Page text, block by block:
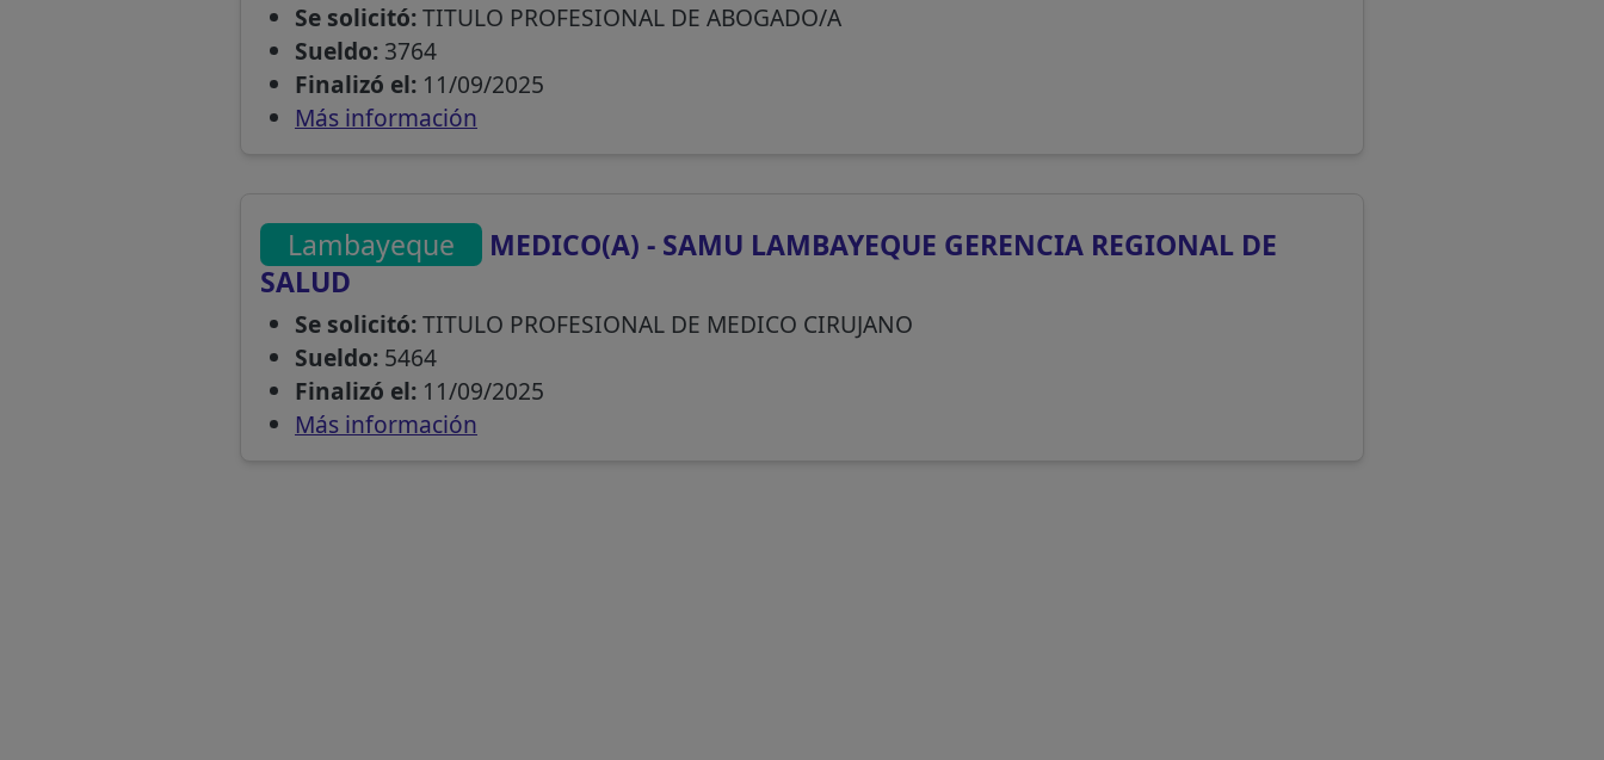
Se solicitó:TITULO PROFESIONAL DE ABOGADO/A
Sueldo:3764
Finalizó el:11/09/2025
Más información
Lambayeque
MEDICO(A) - SAMU LAMBAYEQUE GERENCIA REGIONAL DE
SALUD
Se solicitó:TITULO PROFESIONAL DE MEDICO CIRUJANO
Sueldo:5464
Finalizó el:11/09/2025
Más información